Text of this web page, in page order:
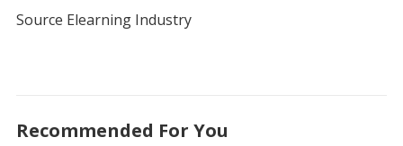
Source Elearning Industry
Recommended For You